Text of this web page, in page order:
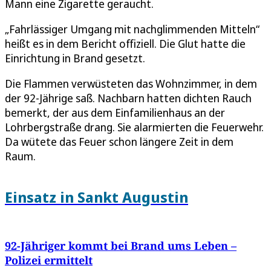
Mann eine Zigarette geraucht.
„Fahrlässiger Umgang mit nachglimmenden Mitteln“
heißt es in dem Bericht offiziell. Die Glut hatte die
Einrichtung in Brand gesetzt.
Die Flammen verwüsteten das Wohnzimmer, in dem
der 92-Jährige saß. Nachbarn hatten dichten Rauch
bemerkt, der aus dem Einfamilienhaus an der
Lohrbergstraße drang. Sie alarmierten die Feuerwehr.
Da wütete das Feuer schon längere Zeit in dem
Raum.
Einsatz in Sankt Augustin
92-Jähriger kommt bei Brand ums Leben –
Polizei ermittelt